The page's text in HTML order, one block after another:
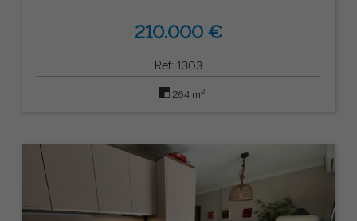
210.000 €
Ref: 1303
264 m2